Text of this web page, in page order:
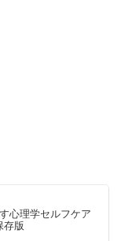
心理学セルフケア
存版